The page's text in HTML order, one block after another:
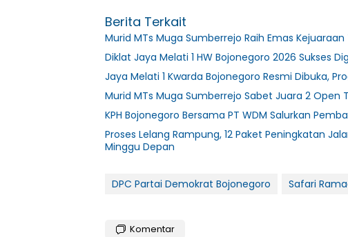
Berita Terkait
Murid MTs Muga Sumberrejo Raih Emas
Diklat Jaya Melati 1 HW Bojonegoro 2026 Sukses
Jaya Melati 1 Kwarda Bojonegoro Resmi Dibuka,
Murid MTs Muga Sumberrejo Sabet Juara 2
KPH Bojonegoro Bersama PT WDM Salurkan
Proses Lelang Rampung, 12 Paket Peningkatan
Minggu Depan
DPC Partai Demokrat Bojonegoro Safari
Komentar